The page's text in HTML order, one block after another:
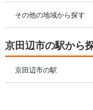
その他の地域から探す
京田辺市の駅から
京田辺市の駅